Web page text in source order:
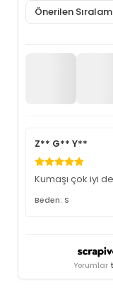
Önerilen
Z** G** Y**
Kumaşı çok iyi
Beden: S
Yorumlar